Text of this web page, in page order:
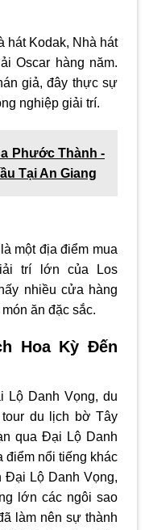
hát Kodak, Nhà hát
Oscar hàng năm.
giả, đây thực sự
nghiệp giải trí.
Phước Thành -
Tại An Giang
một địa điểm mua
trí lớn của Los
nhiều cửa hàng
ăn đặc sắc.
Hoa Kỳ Đến
Lộ Danh Vọng, du
du lịch bờ Tây
qua Đại Lộ Danh
điểm nổi tiếng khác
Đại Lộ Danh Vọng,
lớn các ngôi sao
làm nên sự thành